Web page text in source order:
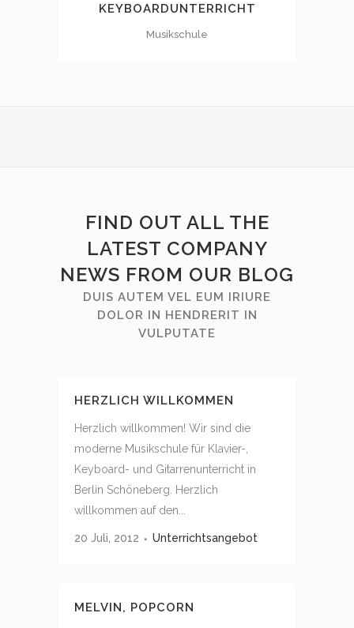
KEYBOARDUNTERRICHT
Musikschule
FIND OUT ALL THE
LATEST COMPANY
NEWS FROM OUR BLOG
DUIS AUTEM VEL EUM IRIURE
DOLOR IN HENDRERIT IN
VULPUTATE
HERZLICH WILLKOMMEN
Herzlich willkommen! Wir sind die
moderne Musikschule für Klavier-,
Keyboard- und Gitarrenunterricht in
Berlin Schöneberg. Herzlich
willkommen auf den...
20 Juli, 2012 Unterrichtsangebot
MELVIN, POPCORN